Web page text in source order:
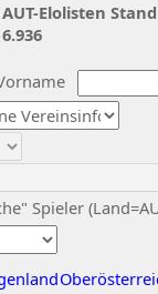
Spieler
AUT-Elolisten
6.936